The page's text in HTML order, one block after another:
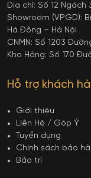
Địa chỉ: Số 12 Ngách
Showroom (VPGD):
Hà Đông – Hà Nội
CNMN: Số 1203
Kho Hàng: Số 170
Hỗ trợ khách
Giới thiệu
Liên Hệ / Góp Ý
Tuyển dụng
Chính sách bảo
Bảo trì